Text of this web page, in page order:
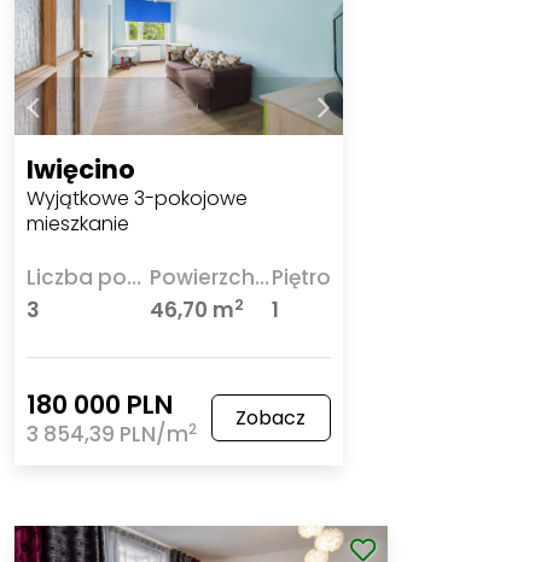
Iwięcino
Wyjątkowe 3-pokojowe
mieszkanie
Liczba pokoi
3
Powierzchnia
46,70 m2
Piętro
1
180 000 PLN
3 854,39 PLN/m2 Zobacz